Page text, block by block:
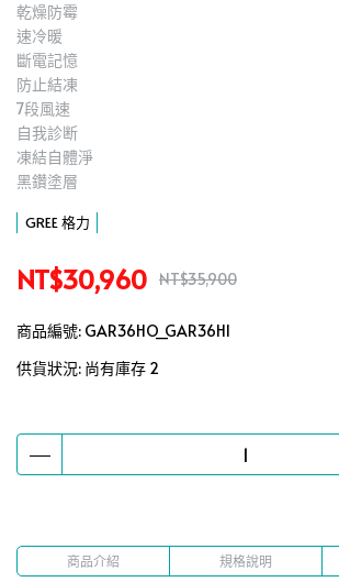
乾燥防霉
速冷暖
斷電記憶
防止結凍
7段風速
自我診断
凍結自體淨
黑鑽塗層
GREE 格力
NT$30,960 NT$35,900
商品編號: GAR36HO_GAR36HI
供貨狀況: 尚有庫存 2
商品介紹 規格說明